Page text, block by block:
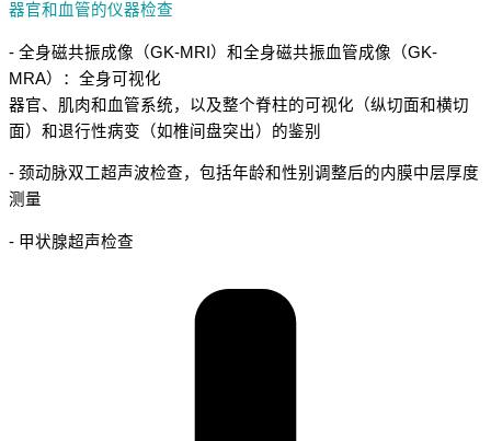
器官和血管的仪器检查
- 全身磁共振成像（GK-MRI）和全身磁共振血管成像（GK-
MRA）：全身可视化
器官、肌肉和血管系统，以及整个脊柱的可视化（纵切面和横切
面）和退行性病变（如椎间盘突出）的鉴别
- 颈动脉双工超声波检查，包括年龄和性别调整后的内膜中层厚度
测量
- 甲状腺超声检查